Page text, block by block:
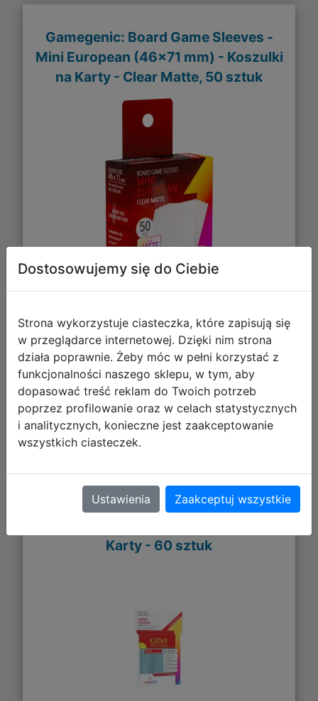
Gamegenic: Board Game Sleeves -
Mini European (46x71 mm) - Koszulki
na Karty - Clear Matte, 50 sztuk
17,02 zł
DO KOSZYKA
Galeria zdjęć
Gamegenic: Prime Catan-Sized
Karty - 60 sztuk
Dostosowujemy się do Ciebie
Strona wykorzystuje ciasteczka, które zapisują się
w przeglądarce internetowej. Dzięki nim strona
działa poprawnie. Żeby móc w pełni korzystać z
funkcjonalności naszego sklepu, w tym, aby
dopasować treść reklam do Twoich potrzeb
poprzez profilowanie oraz w celach statystycznych
i analitycznych, konieczne jest zaakceptowanie
wszystkich ciasteczek.
Ustawienia Zaakceptuj wszystkie